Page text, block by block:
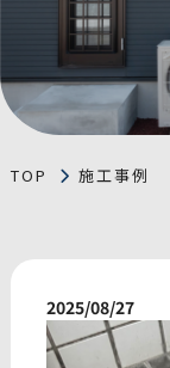
TOP 施工事例
2025/08/27